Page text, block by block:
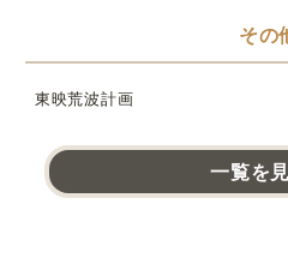
その
東映荒波計画
一覧を